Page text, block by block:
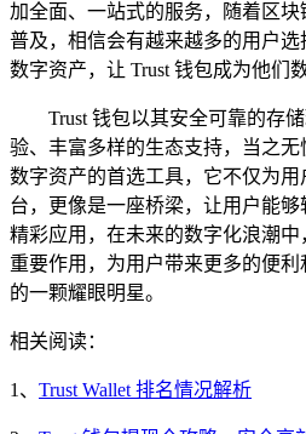
加全面、一站式的服务，随着区
普及，相信会有越来越多的用户选
数字资产，让 Trust 钱包成为他们
Trust 钱包以其安全可靠的存
验、丰富多样的生态支持，当之
数字资产的首选工具，它不仅为
台，更像是一座桥梁，让用户能
精彩应用，在未来的数字化浪潮中
重要作用，为用户带来更多的便
的一颗耀眼明星。
相关阅读：
1、 Trust Wallet 排名情况解析